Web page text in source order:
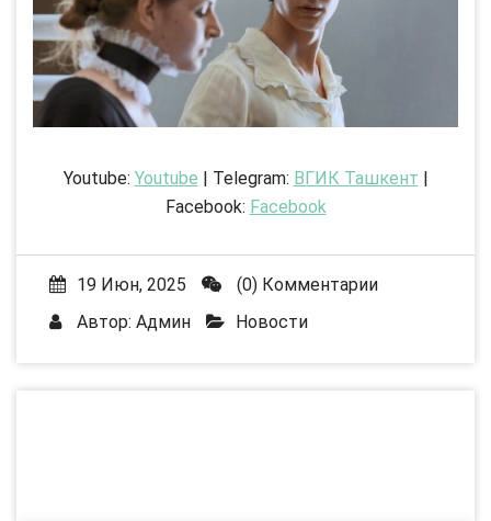
Youtube: Youtube | Telegram: ВГИК Ташкент
Facebook: Facebook
19 Июн, 2025
(0) Комментарии
Автор: Админ Новости